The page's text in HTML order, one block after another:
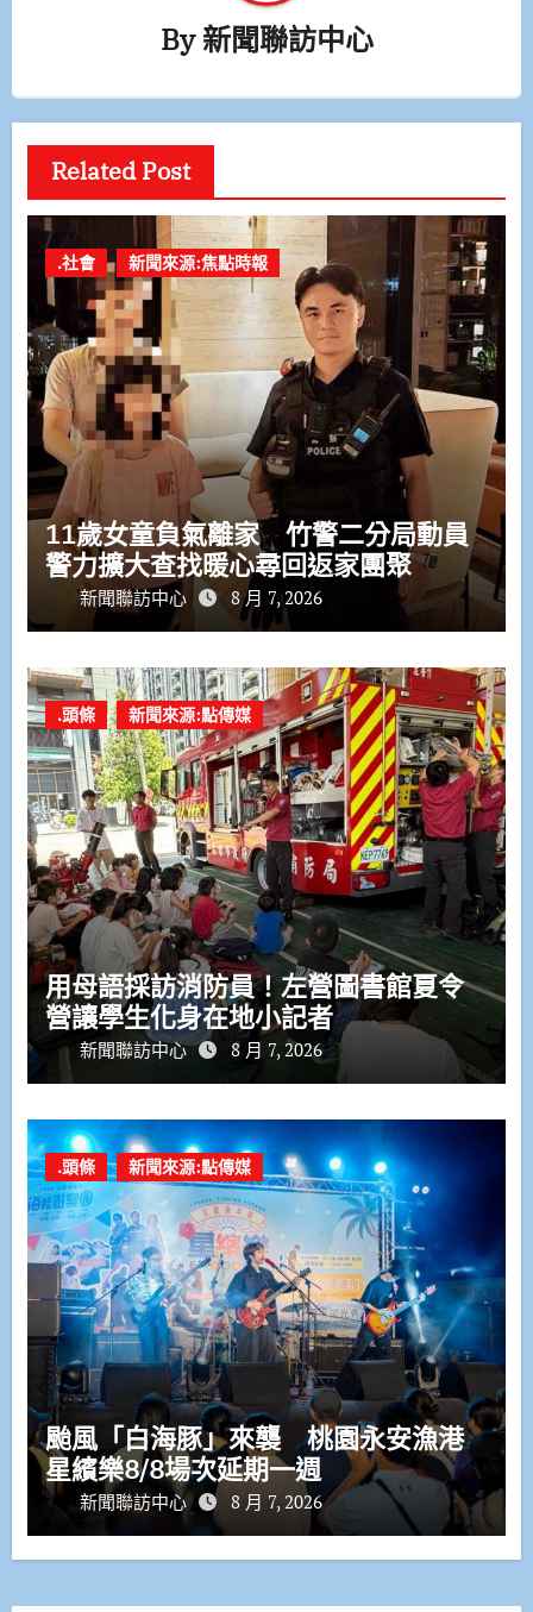
By新聞聯訪中心
Related Post
.社會 新聞來源:焦點時報
11歲女童負氣離家 竹警二分局動員
警力擴大查找暖心尋回返家團聚
新聞聯訪中心 8 月 7, 2026
.頭條 新聞來源:點傳媒
用母語採訪消防員！左營圖書館夏令
營讓學生化身在地小記者
新聞聯訪中心 8 月 7, 2026
.頭條 新聞來源:點傳媒
颱風「白海豚」來襲 桃園永安漁港
星繽樂8/8場次延期一週
新聞聯訪中心 8 月 7, 2026